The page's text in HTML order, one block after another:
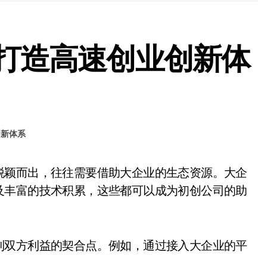
造高速创业创新体
体系
富的技术积累，这些都可以成为初创公司的助
方利益的契合点。例如，通过接入大企业的平